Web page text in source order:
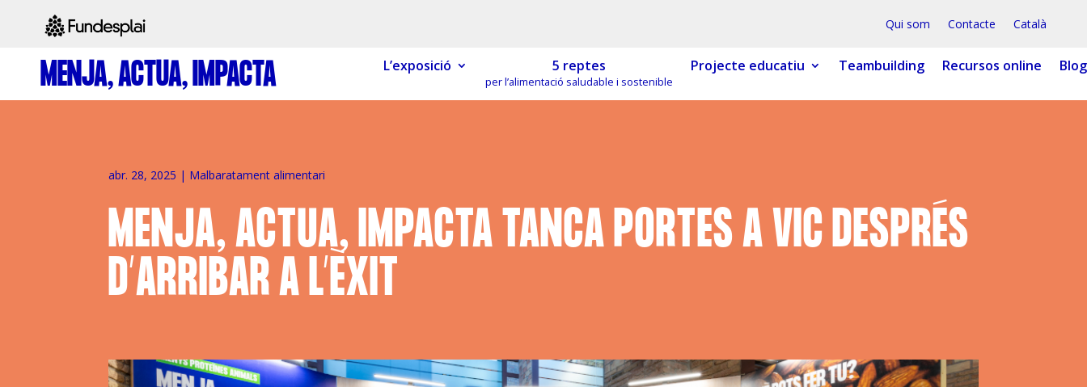
Qui som Contacte Català
MENJA, ACTUA, IMPACTA L’exposició 5 reptes
per l’alimentació saludable i sostenible
Projecte educatiu Teambuilding Recursos online Blog
abr. 28, 2025 | Malbaratament alimentari
MENJA, ACTUA, IMPACTA TANCA PORTES A VIC DESPRÉS
D’ARRIBAR A L’ÈXIT
ACTIVITATS D'ESTIU MÓN ESCOLAR ALBERG CENTRE ESPLAI
Els comptes clars
Fundesplai als mitjans